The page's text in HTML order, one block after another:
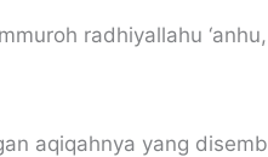
radhiyallahu
aqiqahnya yang